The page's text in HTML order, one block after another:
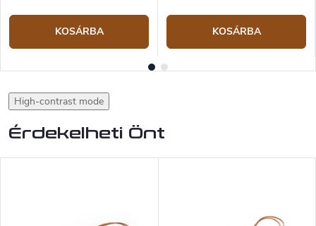
KOSÁRBA KOSÁRBA
High-contrast mode
Érdekelheti Önt